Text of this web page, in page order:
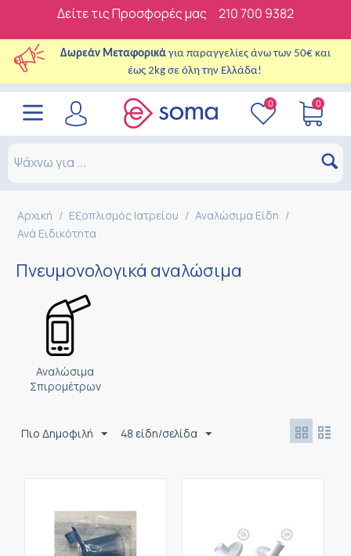
Δείτε τις Προσφορές μας 210 700 9382
Δωρεάν Μεταφορικά για παραγγελίες άνω των 50€ και
έως 2kg σε όλη την Ελλάδα!
0 0
Αρχική / Εξοπλισμός Ιατρείου / Αναλώσιμα Είδη /
Ανά Ειδικότητα
Πνευμονολογικά αναλώσιμα
Αναλώσιμα
Σπιρομέτρων
Πιο Δημοφιλή 48 είδη/σελίδα